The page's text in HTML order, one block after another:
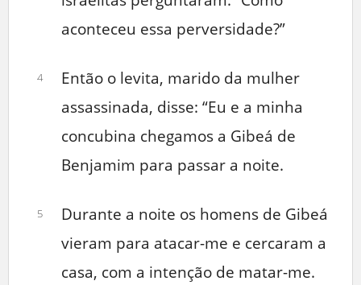
aconteceu essa perversidade?”
4
Então o levita, marido da mulher
assassinada, disse: “Eu e a minha
concubina chegamos a Gibeá de
Benjamim para passar a noite.
5
Durante a noite os homens de Gibeá
vieram para atacar-me e cercaram a
casa, com a intenção de matar-me.